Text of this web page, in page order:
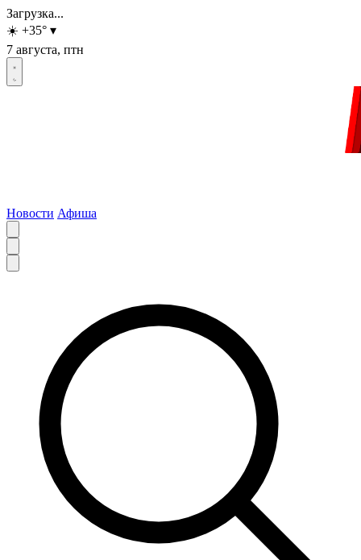
Загрузка...
☀️ +35° ▾
7 августа, птн
Новости Афиша